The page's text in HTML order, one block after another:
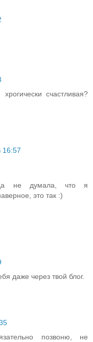
счастливая?
16:57
не думала, что я
это так :)
даже через твой блог.
позвоню, не